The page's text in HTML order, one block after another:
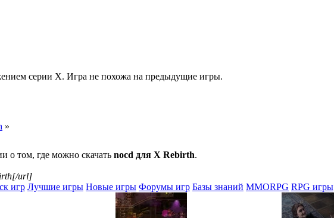
серии X. Игра не похожа на предыдущие игры.
»
о том, где можно скачать nocd для X Rebirth.
url]
игр Лучшие игры Новые игры Форумы игр Базы знаний MMORPG RPG игры